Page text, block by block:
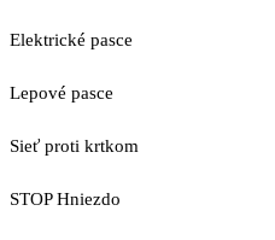
Elektrické pasce
Lepové pasce
Sieť proti krtkom
STOP Hniezdo